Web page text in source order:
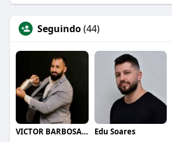
Seguindo(44)
VICTOR BARBOSA QUARANTA Edu Soares